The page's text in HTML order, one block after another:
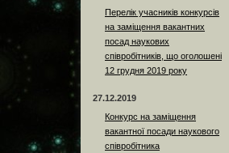
Перелік учасників конкурсів
на заміщення вакантних
посад наукових
співробітників, що оголошені
12 грудня 2019 року
27.12.2019
Конкурс на заміщення
вакантної посади наукового
співробітника